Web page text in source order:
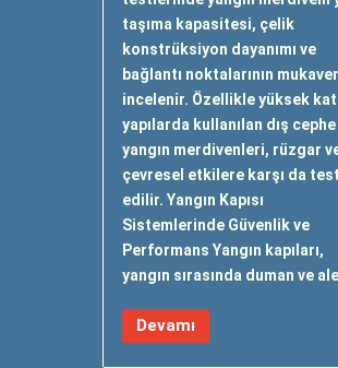
taşıma kapasitesi, çelik
konstrüksiyon dayanımı ve
bağlantı noktalarının
incelenir. Özellikle yüksek
yapılarda kullanılan dış cephe
yangın merdivenleri, rüzgar
çevresel etkilere karşı da test
edilir. Yangın Kapısı
Sistemlerinde Güvenlik ve
Performans Yangın kapıları,
yangın sırasında duman ve
Devamı